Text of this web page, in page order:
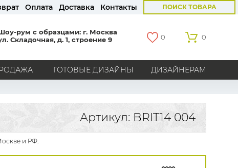
Оплата Доставка Контакты ПОИСК ТОВАРА
рум с образцами: г. Москва
Складочная, д. 1, строение 9
0 0
ГОТОВЫЕ ДИЗАЙНЫ ДИЗАЙНЕРАМ
Америка
Англия Бельгия
Германия
Голландия
Италия Россия Все страны
БРЕНДЫ
Артикул: BRIT14 004
и РФ.